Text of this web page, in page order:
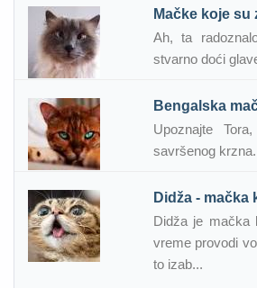
Mačke koje su
Ah, ta
stvarno doći
Bengalska
Upoznajte
savršenog
Didža - mačka
Didža je mačka
vreme provodi
to izab...